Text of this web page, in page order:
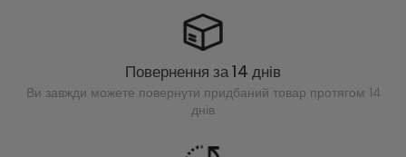
Повернення за 14 днів
Ви завжди можете повернути придбаний товар протягом 14
днів